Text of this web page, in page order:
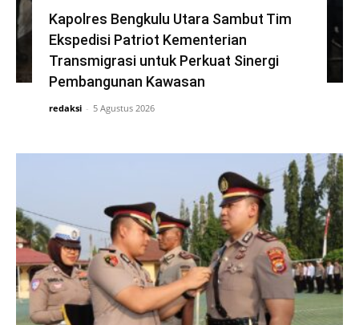
Kapolres Bengkulu Utara Sambut Tim
Ekspedisi Patriot Kementerian
Transmigrasi untuk Perkuat Sinergi
Pembangunan Kawasan
redaksi - 5 Agustus 2026